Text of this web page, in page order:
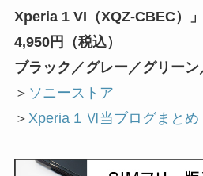
Xperia 1 VI（XQZ-CBEC）
4,950円（税込）
ブラック／グレー／グリーン
＞ ソニーストア
＞ Xperia 1 Ⅵ当ブログまとめ